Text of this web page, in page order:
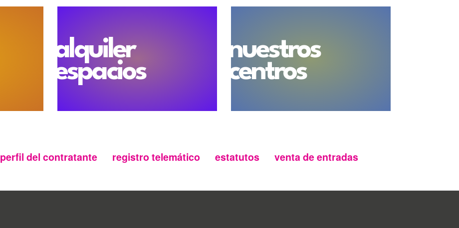
ribera del río por ser zonas de paso estrecho y escasa iluminación
que podrían suponer un riesgo en caso de evacuación.
Los accesos al recinto de la playa de Las Moreras y su entorno desde
el paseo de Isabel la Católica estarán vigilados desde primera hora
que contempla identificaciones y revisiones aleatorias- con el fin de
todo el evento –DNI, NIE o cualquier otro medio oficial de
documentación-. Este control de entrada tiene como objetivo evitar el
puedan suponer un riesgo para la seguridad.
alquiler
espacios
nuestros
centros
perfil del contratante registro telemático estatutos venta de entradas